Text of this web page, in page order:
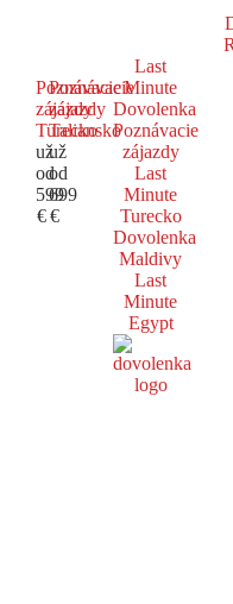
Poznávacie
zájazdy
Turecko
už
od
599
€
Poznávacie
zájazdy
Taliansko
už
od
699
€
Last
Minute
Dovolenka
Poznávacie
zájazdy
Last
Minute
Turecko
Dovolenka
Maldivy
Last
Minute
Egypt